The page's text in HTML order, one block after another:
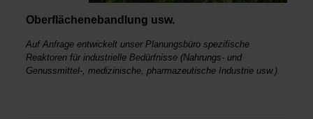
Oberflächenebandlung usw.
Auf Anfrage entwickelt unser Planungsbüro spezifische
Reaktoren für industrielle Bedürfnisse (Nahrungs- und
Genussmittel-, medizinische, pharmazeutische Industrie usw.).